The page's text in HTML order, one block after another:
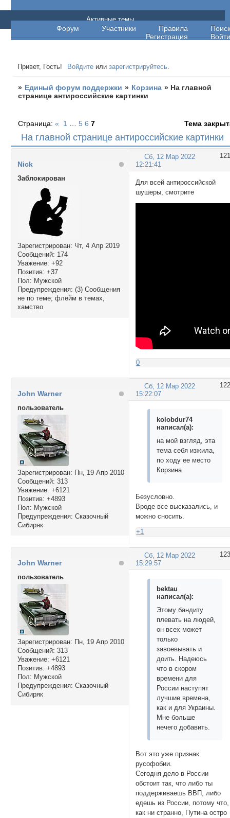
Единый форум поддержки
Форум Участники Правила
Поиск
Регистрация
Войти
Активные темы
Привет, Гость! Войдите илизарегистрируйтесь.
» Единый форум поддержки » Корзина » На главной
странице антироссийские картинки
На главной странице антироссийские картинки
Страница:« 1 5 6 7 Тема
121
Сб, 12 Мар 2022
12:21:41
Nick
Заблокирован
Зарегистрирован: Чт, 4 Апр 2019
Сообщений: 174
Уважение: +92
Позитив: +37
Пол: Мужской
Предупреждения: (3) Сообщения
не по теме; флейм в темах,
хамство
Для всей антироссийской
шушеры, смотрите
0
122
Сб, 12 Мар 2022
15:22:07
John Warner
пользователь
Зарегистрирован: Пн, 19 Апр 2010
Сообщений: 313
Уважение: +6121
Позитив: +4893
Пол: Мужской
Предупреждения: Сказочный
Сибиряк
kolobdur74
написал(а):
на мой взгляд, эта
тема себя изжила,
по ходу ее место
Корзина.
Безусловно.
Вроде все высказались, и
можно сносить.
+1
123
Сб, 12 Мар 2022
15:29:57
John Warner
пользователь
Зарегистрирован: Пн, 19 Апр 2010
Сообщений: 313
Уважение: +6121
Позитив: +4893
Пол: Мужской
Предупреждения: Сказочный
Сибиряк
bektau
написал(а):
Этому бандиту
плевать на людей,
он всех может
только
завоевывать и
доить. Надеюсь
что в скором
времени для
России наступят
лучшие времена,
как и для Украины.
Мне больше
нечего добавить.
Вот это уже признак
русофобии.
Сегодня дело в России
обстоит так, что либо ты
поддерживаешь ВВП, либо
едешь из России, потому что,
как ни странно, Путина остро